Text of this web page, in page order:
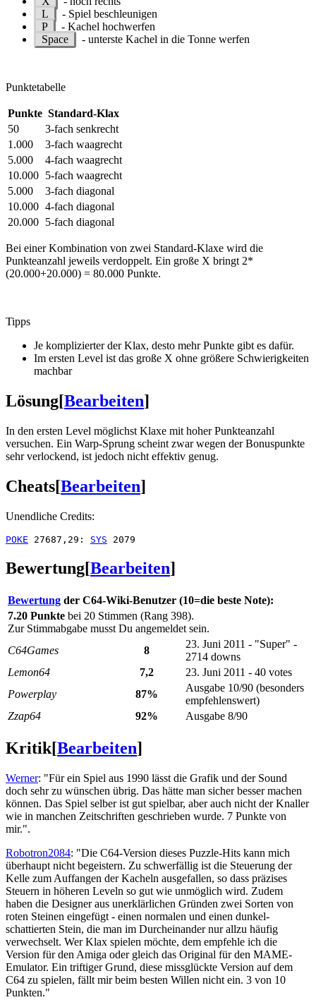
L
- Spiel beschleunigen
P
- Kachel hochwerfen
Space
- unterste Kachel in die Tonne werfen
Punktetabelle
Punkte Standard-Klax
50
3-fach senkrecht
1.000
3-fach waagrecht
5.000
4-fach waagrecht
10.000 5-fach waagrecht
5.000
3-fach diagonal
10.000 4-fach diagonal
20.000 5-fach diagonal
Bei einer Kombination von zwei Standard-Klaxe wird die
Punkteanzahl jeweils verdoppelt. Ein große X bringt 2*
(20.000+20.000) = 80.000 Punkte.
Tipps
Je komplizierter der Klax, desto mehr Punkte gibt es dafür.
Im ersten Level ist das große X ohne größere Schwierigkeiten
machbar
Lösung[Bearbeiten]
In den ersten Level möglichst Klaxe mit hoher Punkteanzahl
versuchen. Ein Warp-Sprung scheint zwar wegen der Bonuspunkte
sehr verlockend, ist jedoch nicht effektiv genug.
Cheats[Bearbeiten]
Unendliche Credits:
POKE 27687,29: SYS
Bewertung[Bearbeiten]
Bewertung der C64-Wiki-Benutzer (10=die beste Note):
7.20 Punkte bei 20 Stimmen (Rang 398).
Zur Stimmabgabe musst Du angemeldet sein.
C64Games
8
23. Juni 2011 - "Super" -
2714 downs
Lemon64
7,2
23. Juni 2011 - 40 votes
Powerplay
87%
Ausgabe 10/90 (besonders
empfehlenswert)
Zzap64
92% Ausgabe 8/90
Kritik[Bearbeiten]
Werner: "Für ein Spiel aus 1990 lässt die Grafik und der Sound
doch sehr zu wünschen übrig. Das hätte man sicher besser machen
können. Das Spiel selber ist gut spielbar, aber auch nicht der Knaller
wie in manchen Zeitschriften geschrieben wurde. 7 Punkte von
mir.".
Robotron2084: "Die C64-Version dieses Puzzle-Hits kann mich
überhaupt nicht begeistern. Zu schwerfällig ist die Steuerung der
Kelle zum Auffangen der Kacheln ausgefallen, so dass präzises
Steuern in höheren Leveln so gut wie unmöglich wird. Zudem
haben die Designer aus unerklärlichen Gründen zwei Sorten von
roten Steinen eingefügt - einen normalen und einen dunkel-
schattierten Stein, die man im Durcheinander nur allzu häufig
verwechselt. Wer Klax spielen möchte, dem empfehle ich die
Version für den Amiga oder gleich das Original für den MAME-
Emulator. Ein triftiger Grund, diese missglückte Version auf dem
C64 zu spielen, fällt mir beim besten Willen nicht ein. 3 von 10
Punkten."